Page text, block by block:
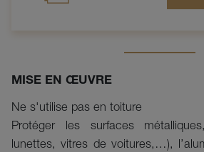
MISE EN ŒUVRE
Ne s'utilise pas en toiture
Protéger les surfaces
lunettes, vitres de voitures,…),